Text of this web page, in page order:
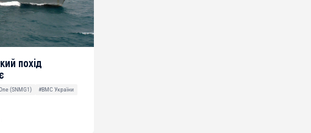
похід
(SNMG1)
#ВМС України